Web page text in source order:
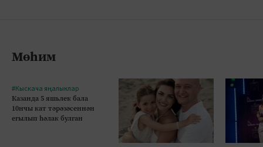
Мөһим
#Кыскача яңалыклар
Казанда 5 яшьлек бала
10нчы кат тәрәзәсеннән
егылып һәлак булган